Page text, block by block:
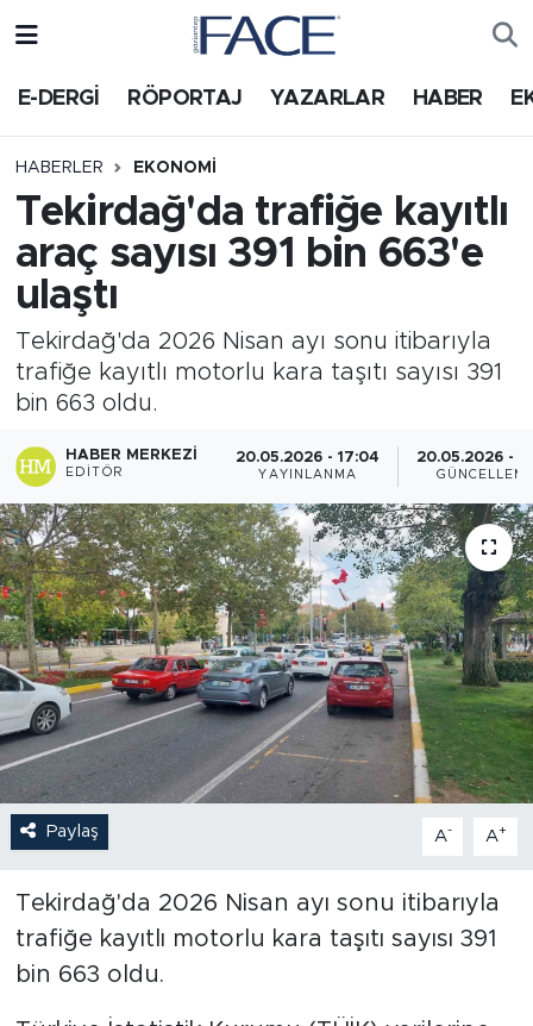
E-DERGİ RÖPORTAJ YAZARLAR HABER
HABERLER EKONOMI
Tekirdağ'da trafiğe kayıtlı
araç sayısı 391 bin 663'e
ulaştı
Tekirdağ'da 2026 Nisan ayı sonu itibarıyla
trafiğe kayıtlı motorlu kara taşıtı sayısı 391
bin 663 oldu.
HABER MERKEZI
EDITÖR
20.05.2026 - 17:04
YAYINLANMA
20.05.2026 -
Paylaş A- A+
Tekirdağ'da 2026 Nisan ayı sonu itibarıyla
trafiğe kayıtlı motorlu kara taşıtı sayısı 391
bin 663 oldu.
HABER
Nöbetçi Eczaneler
Trafik Durumu
Süper Lig Puan Durumu ve Fikstür
Tüm Manşetler
Son Dakika Haberleri
Haber Arşivi